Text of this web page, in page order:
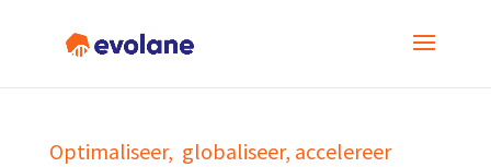
Optimaliseer, globaliseer, accelereer